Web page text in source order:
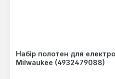
Набір полотен для
Milwaukee (4932479088)